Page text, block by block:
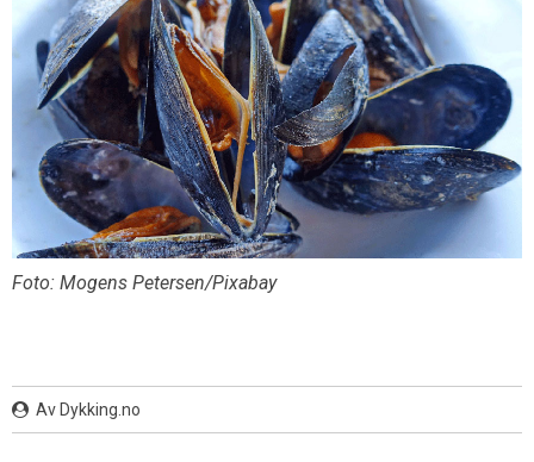
Foto: Mogens Petersen/Pixabay
Av Dykking.no